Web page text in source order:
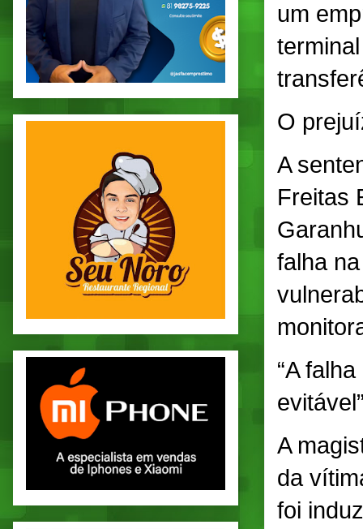
um
O
A
Freitas
falha
“A
A
da
foi